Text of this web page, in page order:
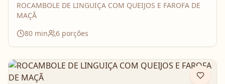
ROCAMBOLE DE LINGUIÇA COM QUEIJOS E FAROFA DE
MAÇÃ
80 min 6 porções